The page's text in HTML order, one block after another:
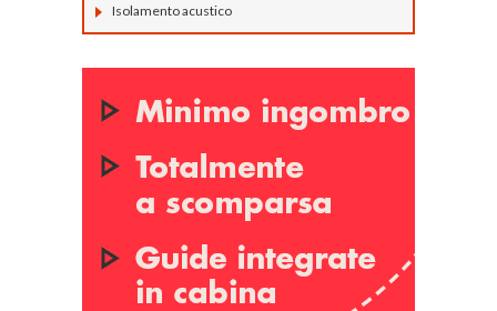
Isolamento acustico